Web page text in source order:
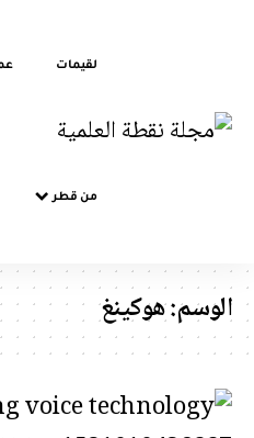
لقيمات
من قطر
الوسم:هوكينغ